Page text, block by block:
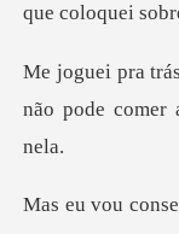
não pode comer